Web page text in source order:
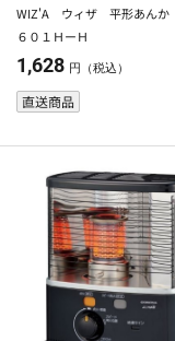
WIZ'A ウィザ 平形あんか
６０１ＨーＨ
1,628 円（税込）
直送商品